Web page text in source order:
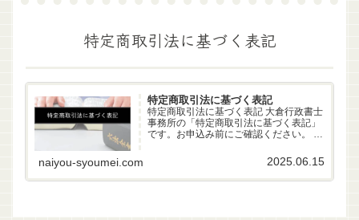
特定商取引法に基づく表記
特定商取引法に基づく表記
特定商取引法に基づく表記 大倉行政書士
事務所の「特定商取引法に基づく表記」
です。お申込み前にご確認ください。 事
書士 大倉雄偉（第22261170号） 所在地
〒630-83-0252 奈良県生駒市山...
naiyou-syoumei.com 2025.06.15